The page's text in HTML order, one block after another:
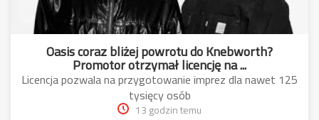
Oasis coraz bliżej powrotu do Knebworth?
Promotor otrzymał licencję na ...
Licencja pozwala na przygotowanie imprez dla nawet 125
tysięcy osób
13 godzin temu